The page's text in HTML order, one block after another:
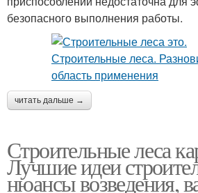
безопасного выполнения работы.
читать дальше →
Строительные леса
Лучшие идеи
нюансы возведения,